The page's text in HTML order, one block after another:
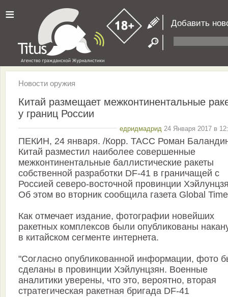
≡ Добавить
Новости оружия
Китай размещает межконтинентальные
у границ России
едридмадрид 24 Января 2017 в
ПЕКИН, 24 января. /Корр. ТАСС Роман
Китай разместил наиболее совершенные
межконтинентальные баллистические ракеты
собственной разработки DF-41 в граничащей с
Россией северо-восточной провинции
Об этом во вторник сообщила газета Global
Как отмечает издание, фотографии новейших
ракетных комплексов были опубликованы
в китайском сегменте интернета.
"Согласно опубликованной информации, фото
сделаны в провинции Хэйлунцзян. Военные
аналитики уверены, что это, вероятно, вторая
стратегическая ракетная бригада DF-41